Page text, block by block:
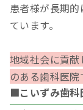
患者様が長期
ています。
地域社会に貢
のある歯科医院
■こいずみ歯科